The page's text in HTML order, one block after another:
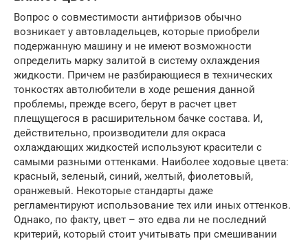
Вопрос о совместимости антифризов обычно
возникает у автовладельцев, которые приобрели
подержанную машину и не имеют возможности
определить марку залитой в систему охлаждения
жидкости. Причем не разбирающиеся в технических
тонкостях автолюбители в ходе решения данной
проблемы, прежде всего, берут в расчет цвет
плещущегося в расширительном бачке состава. И,
действительно, производители для окраса
охлаждающих жидкостей используют красители с
самыми разными оттенками. Наиболее ходовые цвета:
красный, зеленый, синий, желтый, фиолетовый,
оранжевый. Некоторые стандарты даже
регламентируют использование тех или иных оттенков.
Однако, по факту, цвет – это едва ли не последний
критерий, который стоит учитывать при смешивании